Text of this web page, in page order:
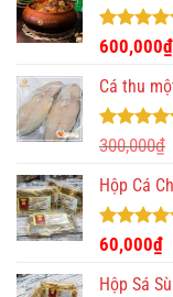
Được xếp
hạng
4.93
5 sao
600,000₫
Cá thu
Được xếp
hạng
5.00
5 sao
300,000₫
Hộp Cá
Được xếp
hạng
5.00
5 sao
60,000₫
Hộp Sá